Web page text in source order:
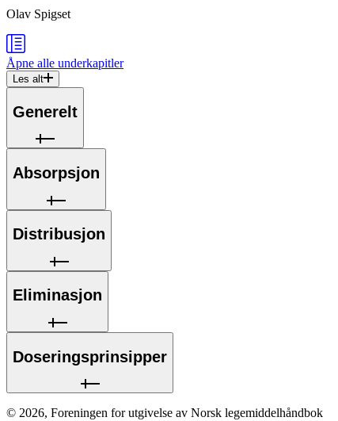
Olav Spigset
Åpne alle underkapitler
Les alt
Generelt
Absorpsjon
Distribusjon
Eliminasjon
Doseringsprinsipper
© 2026, Foreningen for utgivelse av Norsk legemiddelhåndbok